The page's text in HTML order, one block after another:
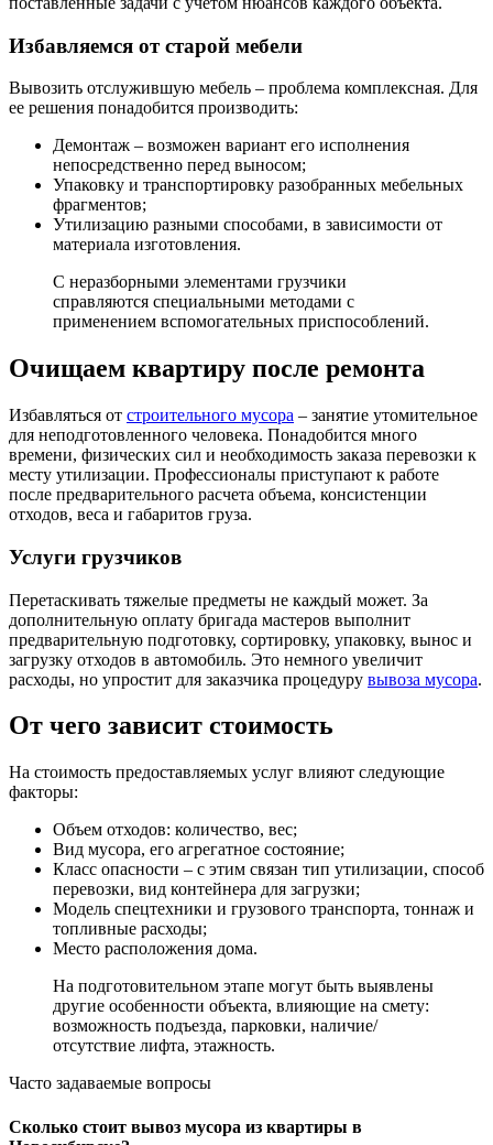
Избавляемся от старой мебели
Вывозить отслужившую мебель – проблема комплексная. Для
ее решения понадобится производить:
Демонтаж – возможен вариант его исполнения
непосредственно перед выносом;
Упаковку и транспортировку разобранных мебельных
фрагментов;
Утилизацию разными способами, в зависимости от
материала изготовления.
С неразборными элементами грузчики
справляются специальными методами с
применением вспомогательных приспособлений.
Очищаем квартиру после ремонта
Избавляться от строительного мусора – занятие утомительное
для неподготовленного человека. Понадобится много
времени, физических сил и необходимость заказа перевозки к
месту утилизации. Профессионалы приступают к работе
после предварительного расчета объема, консистенции
отходов, веса и габаритов груза.
Услуги грузчиков
Перетаскивать тяжелые предметы не каждый может. За
дополнительную оплату бригада мастеров выполнит
предварительную подготовку, сортировку, упаковку, вынос и
загрузку отходов в автомобиль. Это немного увеличит
расходы, но упростит для заказчика процедуру вывоза мусора.
От чего зависит стоимость
На стоимость предоставляемых услуг влияют следующие
факторы:
Объем отходов: количество, вес;
Вид мусора, его агрегатное состояние;
Класс опасности – с этим связан тип утилизации, способ
перевозки, вид контейнера для загрузки;
Модель спецтехники и грузового транспорта, тоннаж и
топливные расходы;
Место расположения дома.
На подготовительном этапе могут быть выявлены
другие особенности объекта, влияющие на смету:
возможность подъезда, парковки, наличие/
отсутствие лифта, этажность.
Часто задаваемые вопросы
Сколько стоит вывоз мусора из квартиры в